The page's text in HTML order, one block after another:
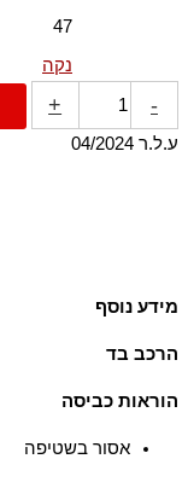
47
נקה
-
+
ע.ל.ר 04/2024
מידע נוסף
הרכב בד
הוראות כביסה
אסור בשטיפה